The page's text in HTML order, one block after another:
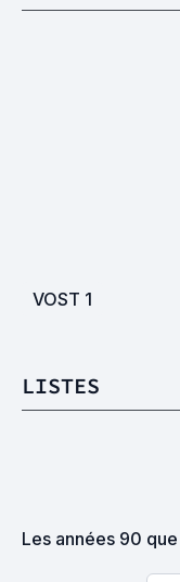
VOST 1
LISTES
Les années 90